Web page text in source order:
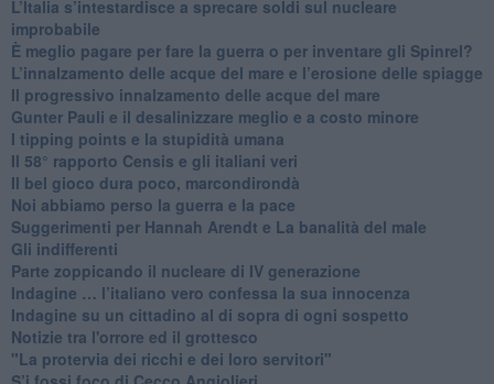
L’Italia s’intestardisce a sprecare soldi sul nucleare
improbabile
È meglio pagare per fare la guerra o per inventare gli Spinrel?
​L’innalzamento delle acque del mare e l’erosione delle spiagge
​Il progressivo innalzamento delle acque del mare
​Gunter Pauli e il desalinizzare meglio e a costo minore
I tipping points e la stupidità umana
​Il 58° rapporto Censis e gli italiani veri
​Il bel gioco dura poco, marcondirondà
Noi abbiamo perso la guerra e la pace
Suggerimenti per Hannah Arendt e La banalità del male
​Gli indifferenti
Parte zoppicando il nucleare di IV generazione
​Indagine … l’italiano vero confessa la sua innocenza
Indagine su un cittadino al di sopra di ogni sospetto
Notizie tra l'orrore ed il grottesco
"La protervia dei ricchi e dei loro servitori"